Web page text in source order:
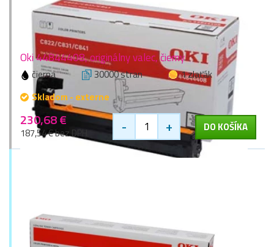
Oki 44844408, originálny valec, čierny
čierna 30000 stran
1 zlaťák
Skladom - externe
230,68 €
187,54 € bez DPH - + DO KOŠÍKA